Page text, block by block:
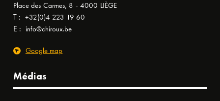
Place des Carmes, 8 - 4000 LIÈGE
T : +32(0)4 223 19 60
E : info@chiroux.be
Google map
Médias